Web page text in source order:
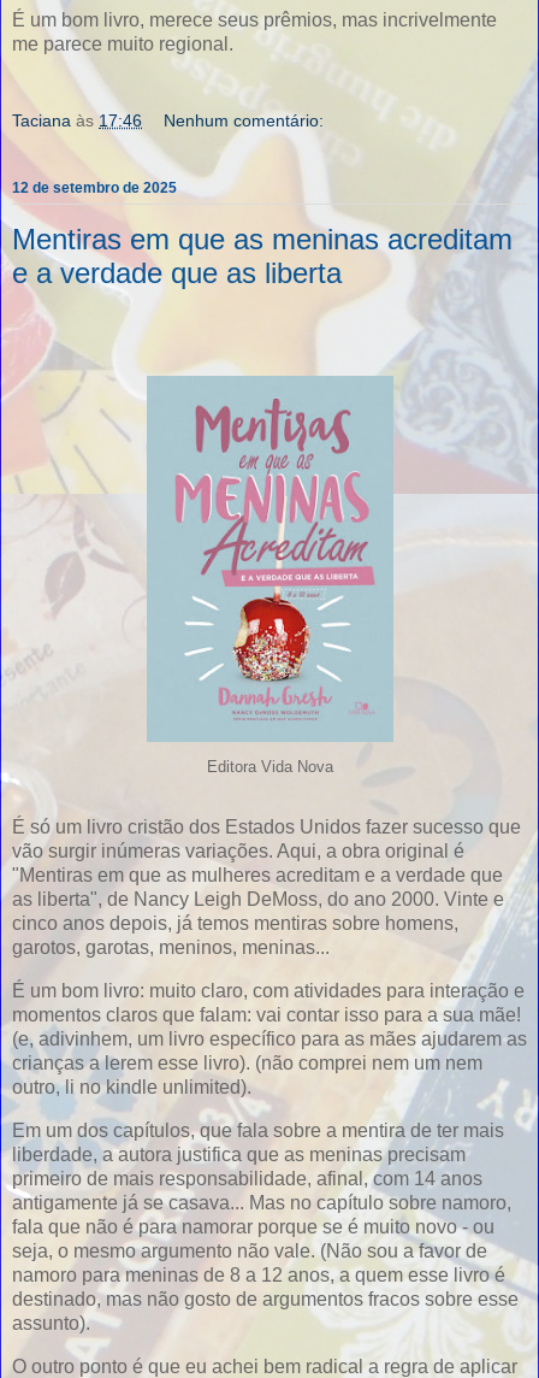
É um bom livro, merece seus prêmios, mas incrivelmente
me parece muito regional.
Taciana às17:46 Nenhum comentário:
12 de setembro de 2025
Mentiras em que as meninas acreditam
e a verdade que as liberta
Editora Vida Nova
É só um livro cristão dos Estados Unidos fazer sucesso que
vão surgir inúmeras variações. Aqui, a obra original é
"Mentiras em que as mulheres acreditam e a verdade que
as liberta", de Nancy Leigh DeMoss, do ano 2000. Vinte e
cinco anos depois, já temos mentiras sobre homens,
garotos, garotas, meninos, meninas...
É um bom livro: muito claro, com atividades para interação e
momentos claros que falam: vai contar isso para a sua mãe!
(e, adivinhem, um livro específico para as mães ajudarem as
crianças a lerem esse livro). (não comprei nem um nem
outro, li no kindle unlimited).
Em um dos capítulos, que fala sobre a mentira de ter mais
liberdade, a autora justifica que as meninas precisam
primeiro de mais responsabilidade, afinal, com 14 anos
antigamente já se casava... Mas no capítulo sobre namoro,
fala que não é para namorar porque se é muito novo - ou
seja, o mesmo argumento não vale. (Não sou a favor de
namoro para meninas de 8 a 12 anos, a quem esse livro é
destinado, mas não gosto de argumentos fracos sobre esse
assunto).
O outro ponto é que eu achei bem radical a regra de aplicar